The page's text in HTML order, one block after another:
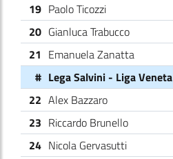
19 Paolo Ticozzi
20 Gianluca Trabucco
21 Emanuela Zanatta
# Lega Salvini - Liga Veneta
22 Alex Bazzaro
23 Riccardo Brunello
24 Nicola Gervasutti